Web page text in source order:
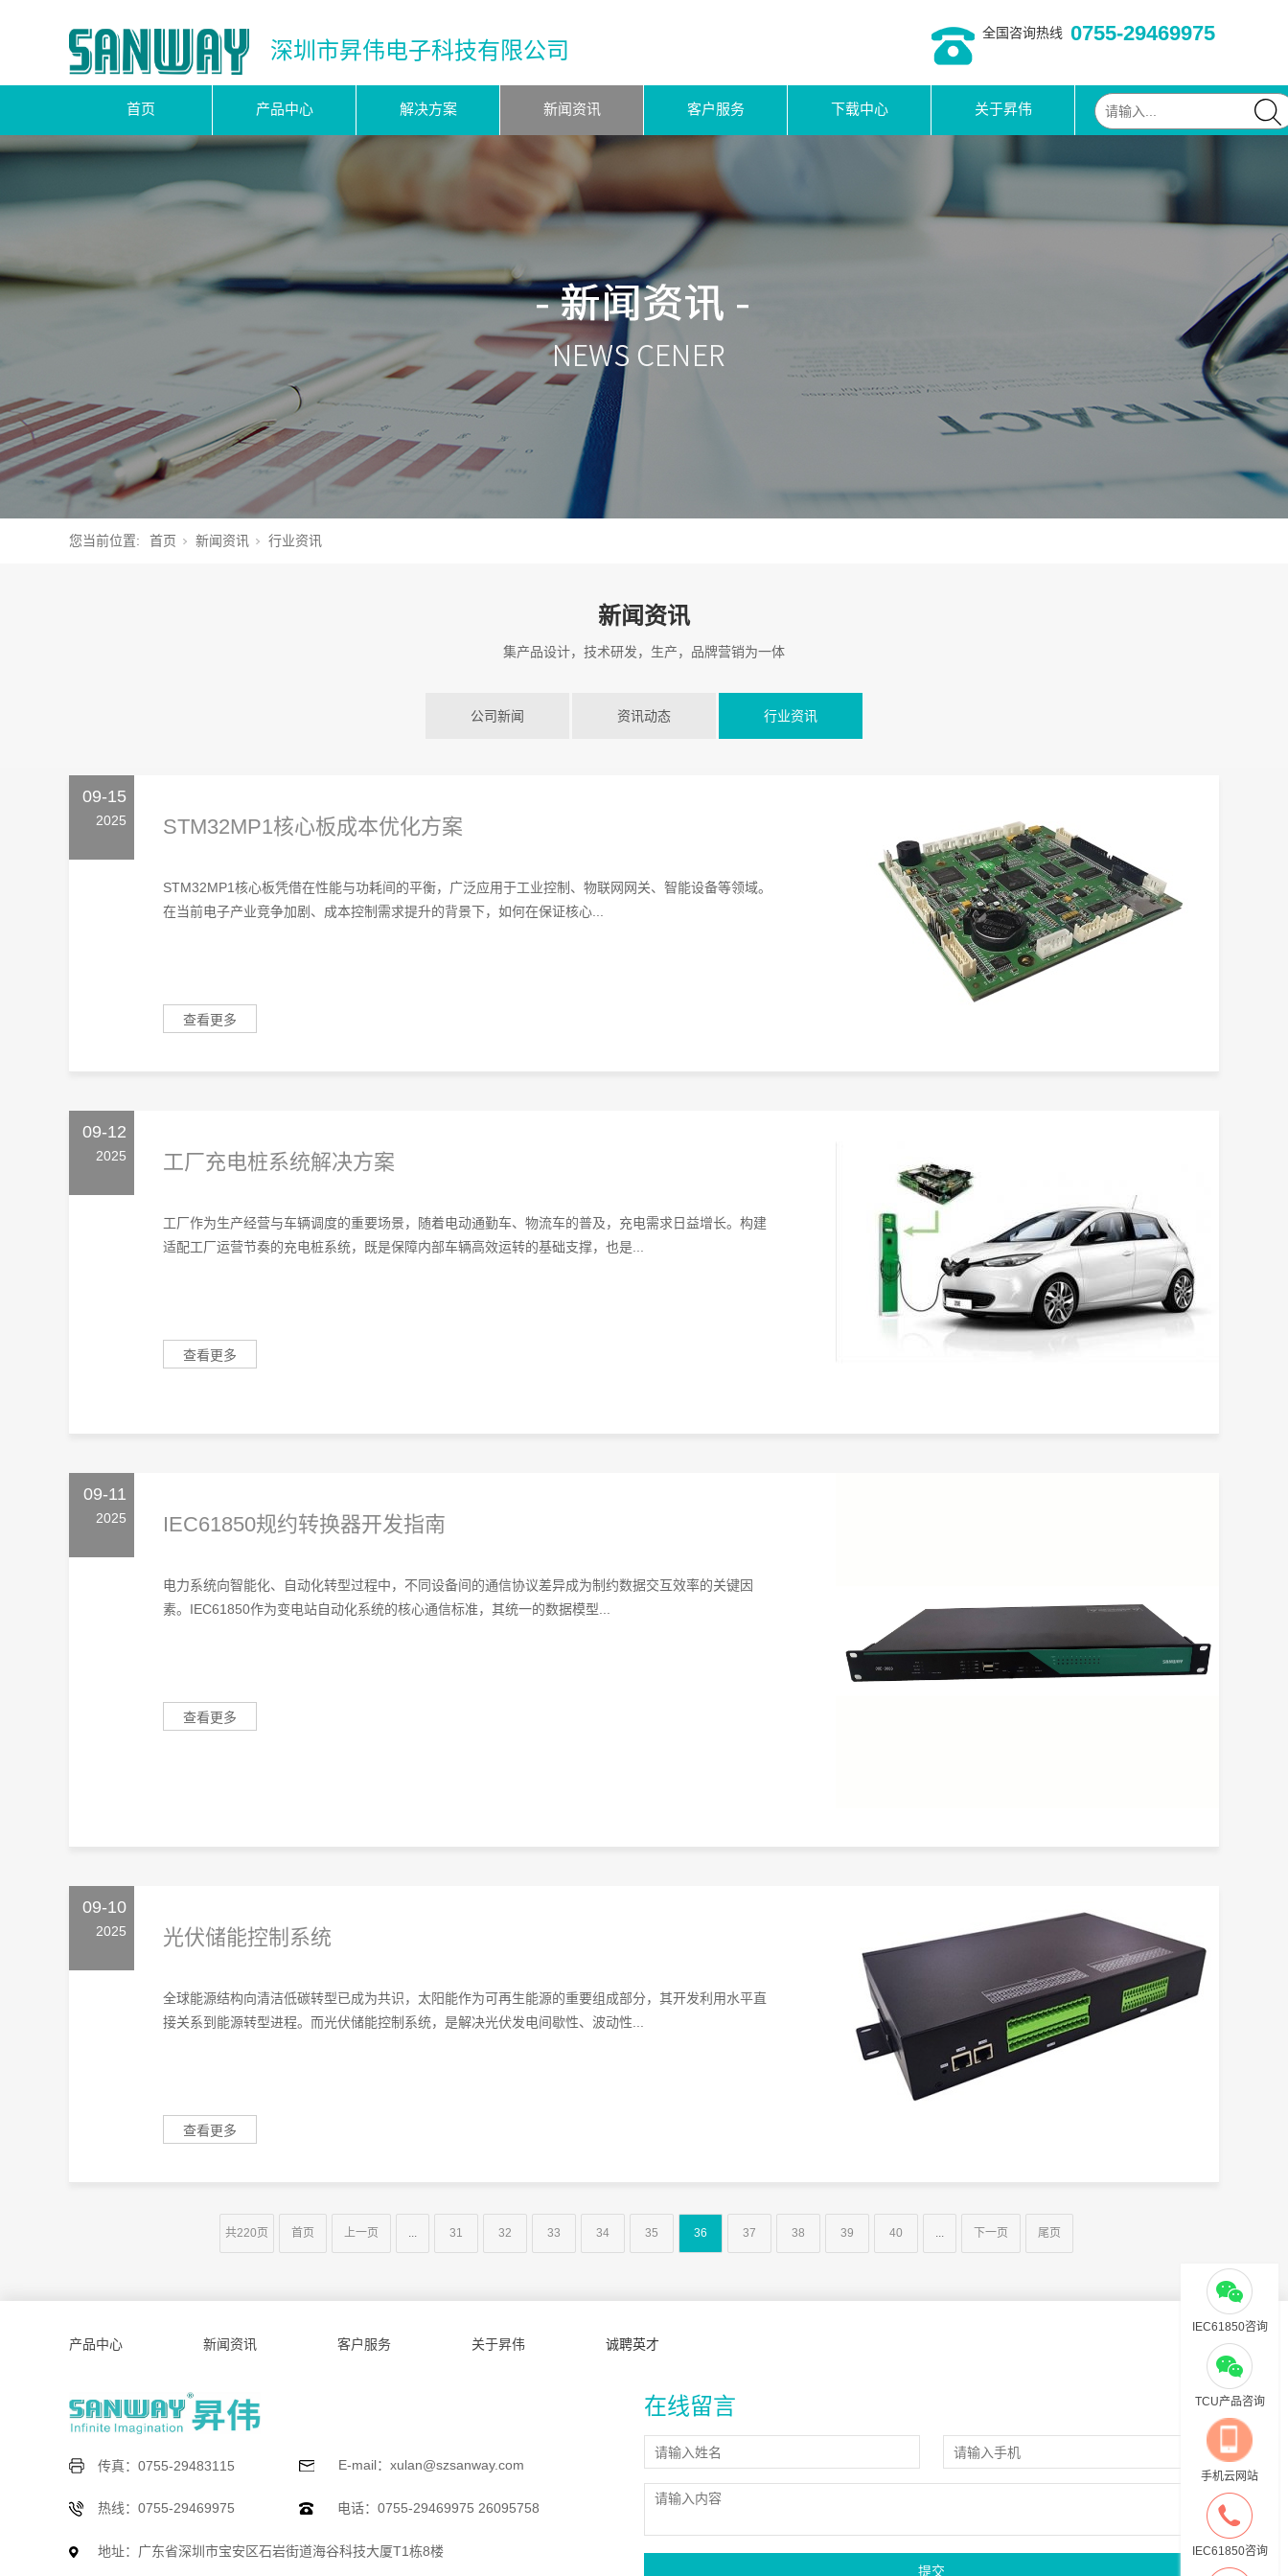
深圳市昇伟电子科技有限公司
全国咨询热线 0755-29469975
首页 产品中心 解决方案 新闻资讯 客户服务 下载中心 关于昇伟
您当前位置: 首页 新闻资讯 行业资讯
新闻资讯
集产品设计，技术研发，生产，品牌营销为一体
公司新闻 资讯动态 行业资讯
09-15
2025 STM32MP1核心板成本优化方案
STM32MP1核心板凭借在性能与功耗间的平衡，广泛应用于工业控制、物联网网关、智能设备等领域。
在当前电子产业竞争加剧、成本控制需求提升的背景下，如何在保证核心...
查看更多
09-12
2025 工厂充电桩系统解决方案
工厂作为生产经营与车辆调度的重要场景，随着电动通勤车、物流车的普及，充电需求日益增长。构建
适配工厂运营节奏的充电桩系统，既是保障内部车辆高效运转的基础支撑，也是...
查看更多
09-11
2025 IEC61850规约转换器开发指南
电力系统向智能化、自动化转型过程中，不同设备间的通信协议差异成为制约数据交互效率的关键因
素。IEC61850作为变电站自动化系统的核心通信标准，其统一的数据模型...
查看更多
09-10
2025 光伏储能控制系统
全球能源结构向清洁低碳转型已成为共识，太阳能作为可再生能源的重要组成部分，其开发利用水平直
接关系到能源转型进程。而光伏储能控制系统，是解决光伏发电间歇性、波动性...
查看更多
共220页 首页 上一页 ... 31 32 33 34 35 36 37 38 39 40 ... 下一页 尾页
产品中心 新闻资讯 客户服务 关于昇伟 诚聘英才
传真：0755-29483115 E-mail：xulan@szsanway.com
热线：0755-29469975 电话：0755-29469975 26095758
地址：广东省深圳市宝安区石岩街道海谷科技大厦T1栋8楼
在线留言
IEC61850咨询
TCU产品咨询
手机云网站
IEC61850咨询